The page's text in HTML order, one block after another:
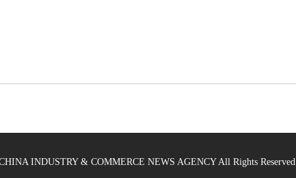
INDUSTRY & COMMERCE NEWS AGENCY All Rights Reserved